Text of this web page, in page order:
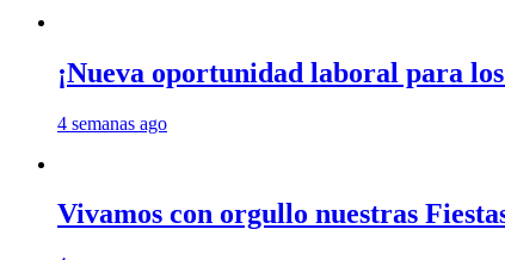
¡Nueva oportunidad laboral para
4 semanas ago
Vivamos con orgullo nuestras